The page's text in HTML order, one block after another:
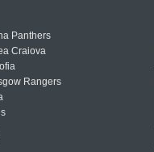
Panthers
Craiova
Rangers